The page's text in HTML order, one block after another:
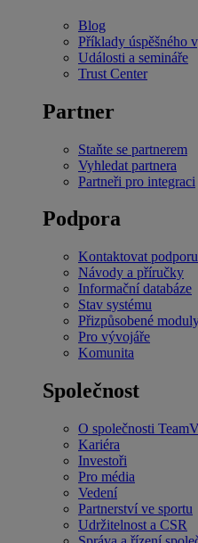
Blog
Příklady úspěšného
Události a semináře
Trust Center
Partner
Staňte se partnerem
Vyhledat partnera
Partneři pro integraci
Podpora
Kontaktovat podporu
Návody a příručky
Informační databáze
Stav systému
Přizpůsobené
Pro vývojáře
Komunita
Společnost
O společnosti
Kariéra
Investoři
Pro média
Vedení
Partnerství ve sportu
Udržitelnost a CSR